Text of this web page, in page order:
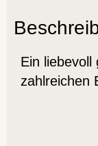
Ein
zahlreichen